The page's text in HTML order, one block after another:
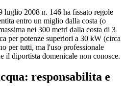
2008 n. 146 ha fissato regole
entro un miglio dalla costa (o
nei 300 metri dalla costa di 3
per potenze superiori a 30 kW (circa
per tutti, ma l'uso professionale
il diportista domenicale non conosce.
responsabilita e